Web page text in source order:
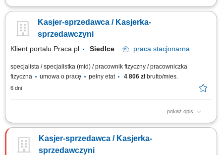
bieżąca obsługa klientów oraz kasy fiskalnej; realizacja sprzedaży
kontrola dat ważności towarów; praca zmianowa w systemie 2-
zmianowym; utrzymywanie porządku na stanowisku pracy;
Kasjer-sprzedawca / Kasjerka-
sprzedawczyni
Klient portalu Praca.pl Siedlce praca stacjonarna
specjalista / specjalistka (mid) / pracownik fizyczny / pracowniczka
fizyczna
umowa o pracę pełny etat 4 806 złbrutto/mies.
6 dni
pokaż opis
bieżąca obsługa klientów oraz kasy fiskalnej; realizacja sprzedaży
kontrola dat ważności towarów; praca zmianowa w systemie 2-
zmianowym; utrzymywanie porządku na stanowisku pracy;
Kasjer-sprzedawca / Kasjerka-
sprzedawczyni